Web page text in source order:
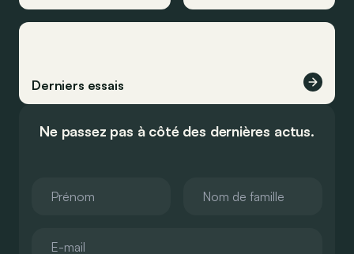
Derniers essais
Ne passez pas à côté des dernières actus.